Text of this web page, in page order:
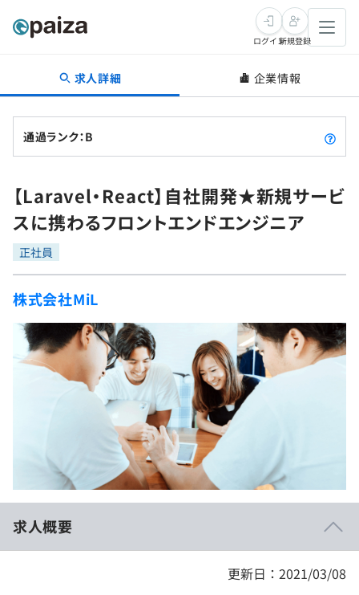
転職・キャリア
転職成功ガイド
転職エージェント
インタビュー
転職成功ガイド
新卒就活
求人検索
本選考
インターン
新卒エージェント
イベント・セミナー
学習
問題集
ナレッジ
リファレンス
個人向けプラン
法人向けプラン
プログラミング言語
評価結果一覧
再チャレンジ結果一覧
ゲーム・マンガ
Tech Team Journal
paizaとは？
ログイン新規登録
求人詳細 企業情報
通過ランク：B
【Laravel・React】自社開発★新規サービ
スに携わるフロントエンドエンジニア
正社員
株式会社MiL
求人概要
更新日：2021/03/08